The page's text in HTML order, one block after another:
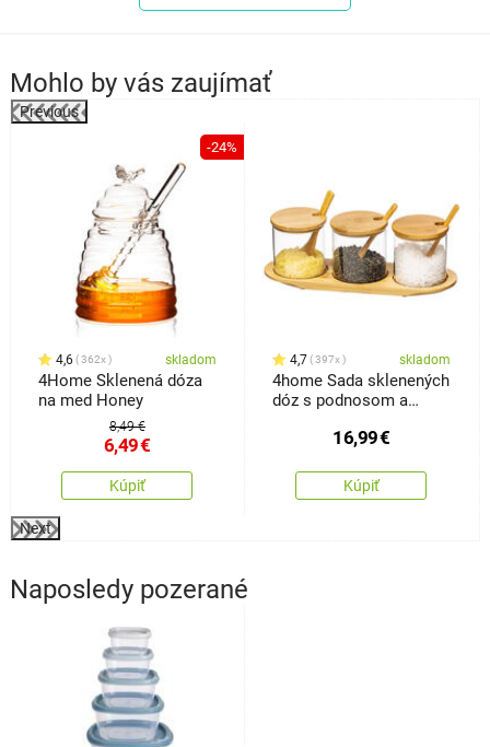
Mohlo by vás zaujímať
Previous
-24%
4,6 362x skladom
4Home Sklenená dóza
na med Honey
8,49 €
6,49€
Kúpiť
4,7 397x skladom
4home Sada sklenených
dóz s podnosom a
16,99€
Kúpiť
Next
Naposledy pozerané